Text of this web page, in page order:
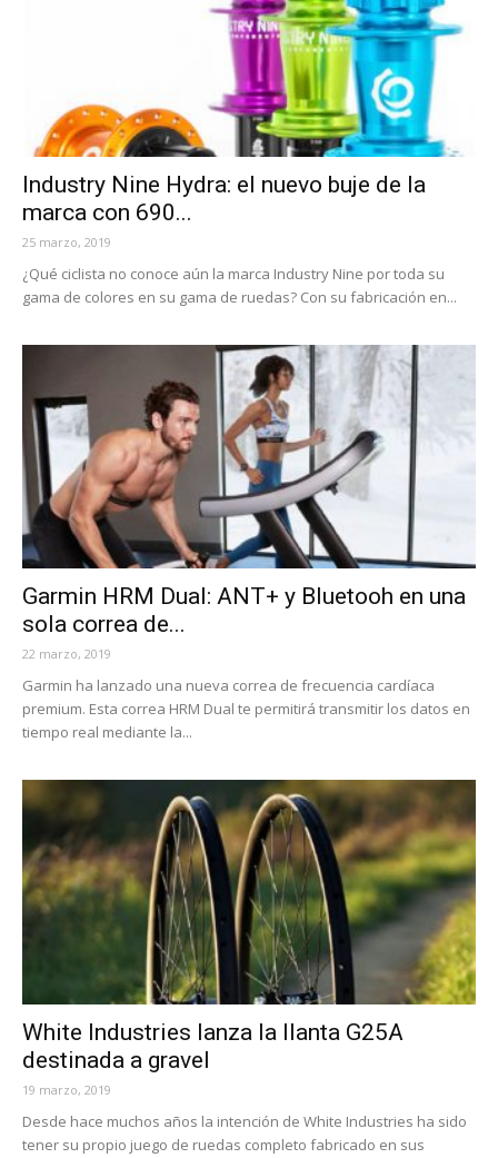
Industry Nine Hydra: el nuevo buje de la
marca con 690...
25 marzo, 2019
¿Qué ciclista no conoce aún la marca Industry Nine por toda su
gama de colores en su gama de ruedas? Con su fabricación en...
Garmin HRM Dual: ANT+ y Bluetooh en una
sola correa de...
22 marzo, 2019
Garmin ha lanzado una nueva correa de frecuencia cardíaca
premium. Esta correa HRM Dual te permitirá transmitir los datos en
tiempo real mediante la...
White Industries lanza la llanta G25A
destinada a gravel
19 marzo, 2019
Desde hace muchos años la intención de White Industries ha sido
tener su propio juego de ruedas completo fabricado en sus